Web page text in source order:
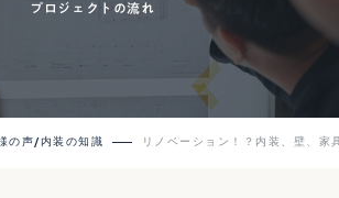
プロジェクトの流れ
の声/内装の知識 リノベーション！？内装、壁、